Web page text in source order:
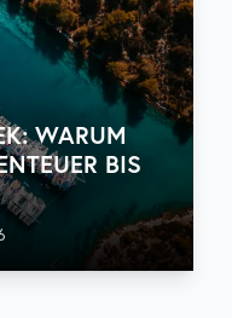
WARUM
BIS